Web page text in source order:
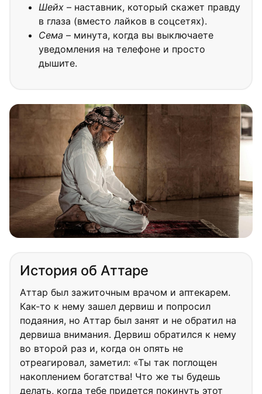
Шейх – наставник, который скажет правду
в глаза (вместо лайков в соцсетях).
Сема – минута, когда вы выключаете
уведомления на телефоне и просто
дышите.
История об Аттаре
Аттар был зажиточным врачом и аптекарем.
Как-то к нему зашел дервиш и попросил
подаяния, но Аттар был занят и не обратил на
дервиша внимания. Дервиш обратился к нему
во второй раз и, когда он опять не
отреагировал, заметил: «Ты так поглощен
накоплением богатства! Что же ты будешь
делать, когда тебе придется покинуть этот